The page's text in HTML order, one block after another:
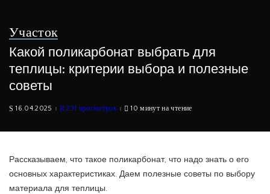
Участок
Какой поликарбонат выбрать для
теплицы: критерии выбора и полезные
советы
16.04.2025 231 просмотров 10 минут на чтение
Рассказываем, что такое поликарбонат, что надо знать о его
основных характеристиках. Даем полезные советы по выбору
материала для теплицы.